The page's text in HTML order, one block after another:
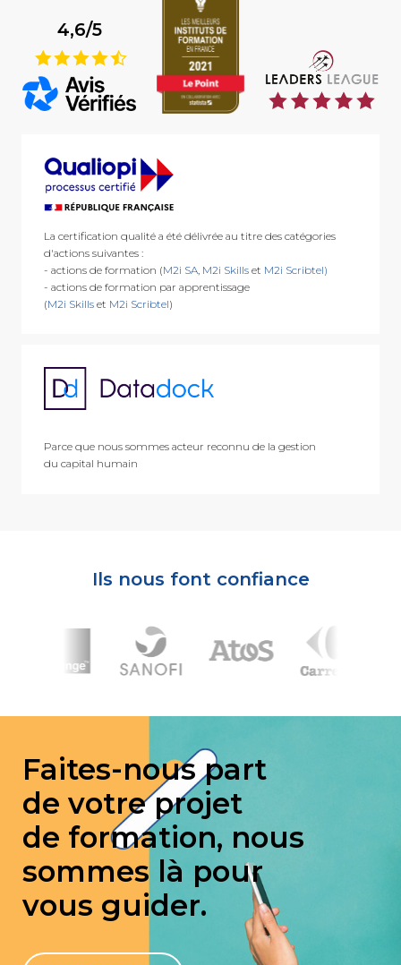
4,6/5
9
La certification qualité a été délivrée au titre des catégories
d'actions suivantes :
- actions de formation (M2i SA, M2i Skillset M2i Scribtel)
- actions de formation par apprentissage
(M2i Skillset M2i Scribtel)
Parce que nous sommes acteur reconnu de la gestion
du capital humain
Ils nous font confiance
Faites-nous part
de votre projet
de formation, nous
sommes là pour
vous guider.